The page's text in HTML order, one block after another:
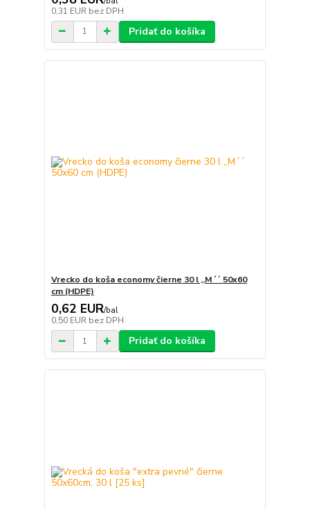
0,31 EUR bez DPH
Pridať do košíka
Vrecko do koša economy čierne 30 l ,,M´´ 50x60
cm (HDPE)
0,62 EUR/bal
0,50 EUR bez DPH
Pridať do košíka